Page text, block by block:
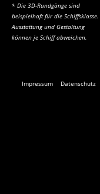
* Die 3D-Rundgänge sind
beispielhaft für die Schiffsklasse.
Ausstattung und Gestaltung
können je Schiff abweichen.
Impressum Datenschutz